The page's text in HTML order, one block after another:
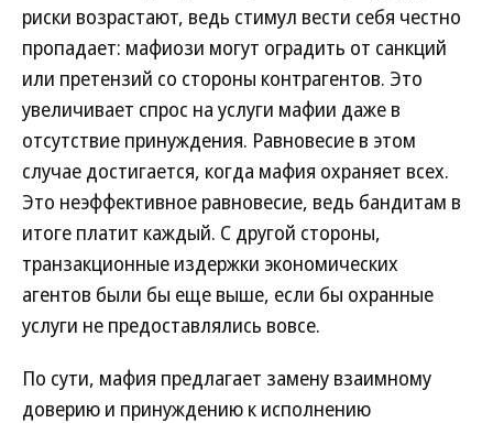
риски возрастают, ведь стимул вести себя честно
пропадает: мафиози могут оградить от санкций
или претензий со стороны контрагентов. Это
увеличивает спрос на услуги мафии даже в
отсутствие принуждения. Равновесие в этом
случае достигается, когда мафия охраняет всех.
Это неэффективное равновесие, ведь бандитам в
итоге платит каждый. С другой стороны,
транзакционные издержки экономических
агентов были бы еще выше, если бы охранные
услуги не предоставлялись вовсе.
По сути, мафия предлагает замену взаимному
доверию и принуждению к исполнению